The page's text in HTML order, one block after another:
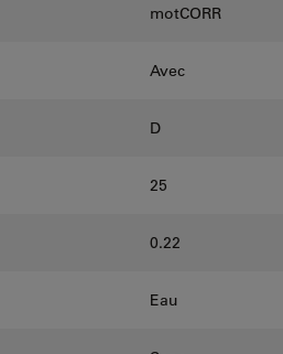
motCORR
Avec
D
25
0.22
Eau